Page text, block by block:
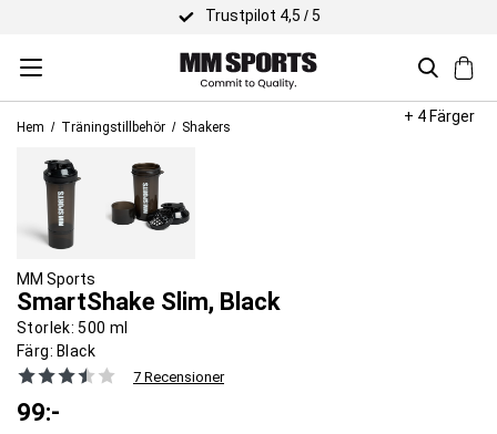
Trustpilot 4,5 / 5
Hem Träningstillbehör Shakers
+ 4 Färger
MM Sports
SmartShake Slim, Black
Storlek: 500 ml
Färg: Black
7 Recensioner
99:-